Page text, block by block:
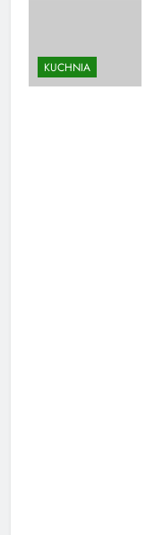
KUCHNIA